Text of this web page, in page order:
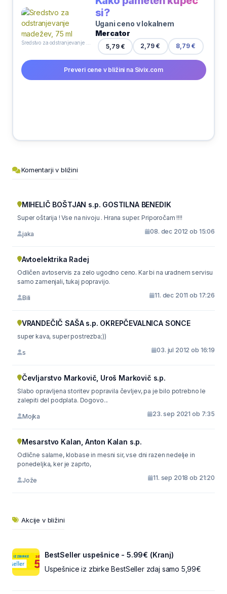
si?
Ugani ceno v lokalnem
Mercator
5,79 € 2,79 € 8,79 €
Preveri cene v bližini na Sivix.com
Komentarji v bližini
MIHELIČ BOŠTJAN s.p. GOSTILNA BENEDIK
Super oštarija ! Vse na nivoju . Hrana super. Priporočam !!!!
jaka 08. dec 2012 ob 15:06
Avtoelektrika Radej
Odličen avtoservis za zelo ugodno ceno. Kar bi na uradnem servisu
samo zamenjali, tukaj popravijo.
Bili 11. dec 2011 ob 17:26
VRANDEČIČ SAŠA s.p. OKREPČEVALNICA SONCE
super kava, super postrezba;))
s 03. jul 2012 ob 16:19
Čevljarstvo Markovič, Uroš Markovič s.p.
Slabo opravljena storitev popravila čevljev, pa je bilo potrebno le
zalepiti del podplata. Dogovo...
Mojka 23. sep 2021 ob 7:35
Mesarstvo Kalan, Anton Kalan s.p.
Odlične salame, klobase in mesni sir, vse dni razen nedelje in
ponedeljka, ker je zaprto,
Jože 11. sep 2018 ob 21:20
Akcije v bližini
BestSeller uspešnice - 5.99€ (Kranj)
Uspešnice iz zbirke BestSeller zdaj samo 5,99€